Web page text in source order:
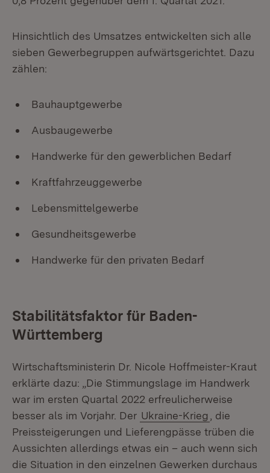
Hinsichtlich des Umsatzes entwickelten sich alle
sieben Gewerbegruppen aufwärtsgerichtet. Dazu
zählen:
Bauhauptgewerbe
Ausbaugewerbe
Handwerke für den gewerblichen Bedarf
Kraftfahrzeuggewerbe
Lebensmittelgewerbe
Gesundheitsgewerbe
Handwerke für den privaten Bedarf
Stabilitätsfaktor für Baden-
Württemberg
Wirtschaftsministerin Dr. Nicole Hoffmeister-Kraut
erklärte dazu: „Die Stimmungslage im Handwerk
war im ersten Quartal 2022 erfreulicherweise
besser als im Vorjahr. Der Ukraine-Krieg
, die
Preissteigerungen und Lieferengpässe trüben die
Aussichten allerdings etwas ein – auch wenn sich
die Situation in den einzelnen Gewerken durchaus